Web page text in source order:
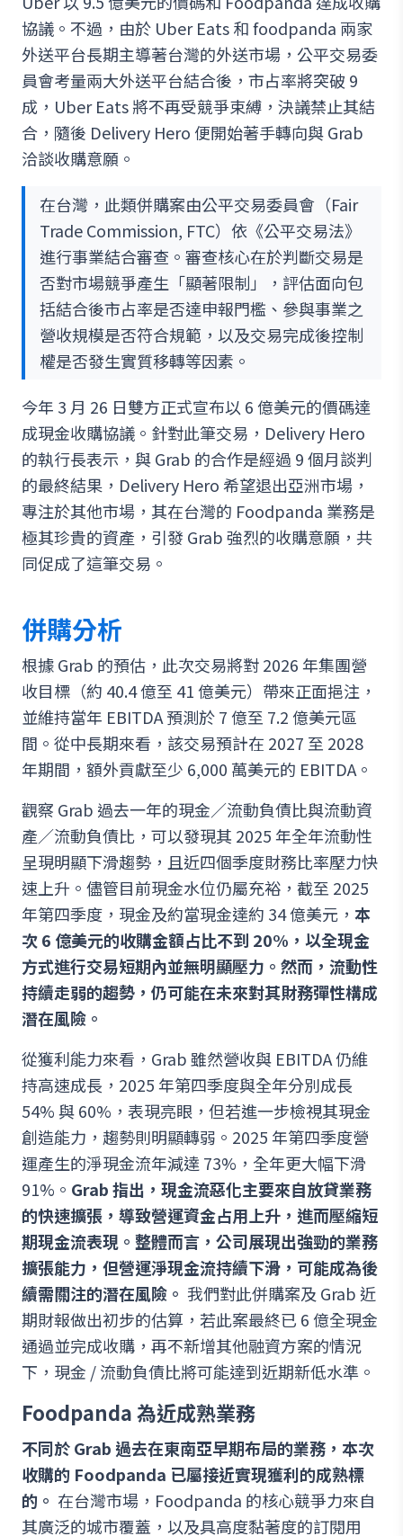
協議。不過，由於 Uber Eats 和 foodpanda 兩家
外送平台長期主導著台灣的外送市場，公平交易委
員會考量兩大外送平台結合後，市占率將突破 9
成，Uber Eats 將不再受競爭束縛，決議禁止其結
合，隨後 Delivery Hero 便開始著手轉向與 Grab
洽談收購意願。
在台灣，此類併購案由公平交易委員會（Fair
Trade Commission, FTC）依《公平交易法》
進行事業結合審查。審查核心在於判斷交易是
否對市場競爭產生「顯著限制」，評估面向包
括結合後市占率是否達申報門檻、參與事業之
營收規模是否符合規範，以及交易完成後控制
權是否發生實質移轉等因素。
今年 3 月 26 日雙方正式宣布以 6 億美元的價碼達
成現金收購協議。針對此筆交易，Delivery Hero
的執行長表示，與 Grab 的合作是經過 9 個月談判
的最終結果，Delivery Hero 希望退出亞洲市場，
專注於其他市場，其在台灣的 Foodpanda 業務是
極其珍貴的資產，引發 Grab 強烈的收購意願，共
同促成了這筆交易。
併購分析
根據 Grab 的預估，此次交易將對 2026 年集團營
收目標（約 40.4 億至 41 億美元）帶來正面挹注，
並維持當年 EBITDA 預測於 7 億至 7.2 億美元區
間。從中長期來看，該交易預計在 2027 至 2028
年期間，額外貢獻至少 6,000 萬美元的 EBITDA。
觀察 Grab 過去一年的現金／流動負債比與流動資
產／流動負債比，可以發現其 2025 年全年流動性
呈現明顯下滑趨勢，且近四個季度財務比率壓力快
速上升。儘管目前現金水位仍屬充裕，截至 2025
年第四季度，現金及約當現金達約 34 億美元， 本
次 6 億美元的收購金額占比不到 20%，以全現金
方式進行交易短期內並無明顯壓力。然而，流動性
持續走弱的趨勢，仍可能在未來對其財務彈性構成
潛在風險。
從獲利能力來看，Grab 雖然營收與 EBITDA 仍維
持高速成長，2025 年第四季度與全年分別成長
54% 與 60%，表現亮眼，但若進一步檢視其現金
創造能力，趨勢則明顯轉弱。2025 年第四季度營
運產生的淨現金流年減達 73%，全年更大幅下滑
91%。 Grab 指出，現金流惡化主要來自放貸業務
的快速擴張，導致營運資金占用上升，進而壓縮短
期現金流表現。整體而言，公司展現出強勁的業務
擴張能力，但營運淨現金流持續下滑，可能成為後
續需關注的潛在風險。 我們對此併購案及 Grab 近
期財報做出初步的估算，若此案最終已 6 億全現金
通過並完成收購，再不新增其他融資方案的情況
下，現金 / 流動負債比將可能達到近期新低水準。
Foodpanda 為近成熟業務
不同於 Grab 過去在東南亞早期布局的業務，本次
收購的 Foodpanda 已屬接近實現獲利的成熟標
的。 在台灣市場，Foodpanda 的核心競爭力來自
其廣泛的城市覆蓋，以及具高度黏著度的訂閱用